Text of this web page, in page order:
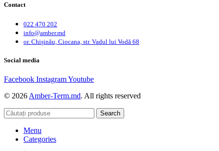
Contact
022 470 202
info@amber.md
or. Chișinău, Ciocana, str. Vadul lui Vodă 68
Social media
Facebook InstagramYoutube
© 2026 Amber-Term.md. All rights reserved
Search
Menu
Categories